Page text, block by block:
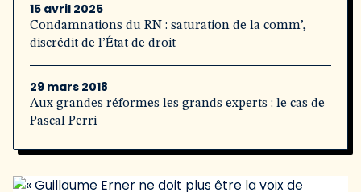
15 avril 2025
Condamnations du RN : saturation de la comm’,
discrédit de l’État de droit
29 mars 2018
Aux grandes réformes les grands experts : le cas de
Pascal Perri